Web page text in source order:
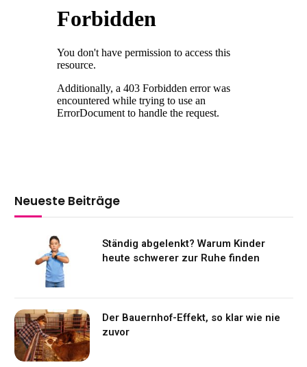
Neueste Beiträge
Ständig abgelenkt? Warum Kinder
heute schwerer zur Ruhe finden
Der Bauernhof-Effekt, so klar wie nie
zuvor